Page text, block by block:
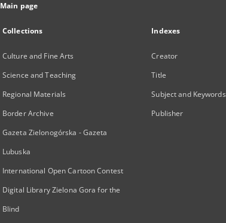
Main page
Collections
Culture and Fine Arts
Science and Teaching
Regional Materials
Border Archive
Gazeta Zielonogórska - Gazeta
Lubuska
International Open Cartoon Contest
Digital Library Zielona Gora for the
Blind
Indexes
Creator
Title
Subject and Keywords
Publisher